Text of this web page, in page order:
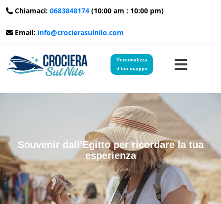
Chiamaci: 0683848174 (10:00 am : 10:00 pm)
Email: info@crocierasulnilo.com
Personalizza
il tuo viaggio
Crociere sul Nilo
Viaggi in Giordania
Souvenir dall'Egitto per ricordare la tua
esperienza